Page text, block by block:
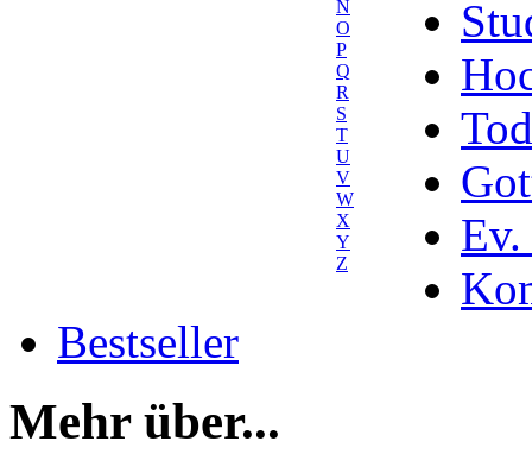
N
O
P
Q
R
S
T
U
V
W
X
Y
Z
Ev.
Bestseller
Mehr über...